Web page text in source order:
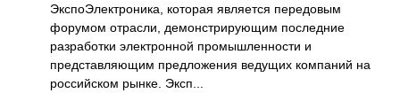
ЭкспоЭлектроника, которая является передовым
форумом отрасли, демонстрирующим последние
разработки электронной промышленности и
представляющим предложения ведущих компаний на
российском рынке. Эксп...